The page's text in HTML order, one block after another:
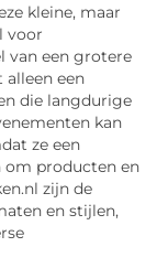
kleine, maar
voor
van een grotere
een
die langdurige
kan
ze een
om producten en
zijn de
en stijlen,